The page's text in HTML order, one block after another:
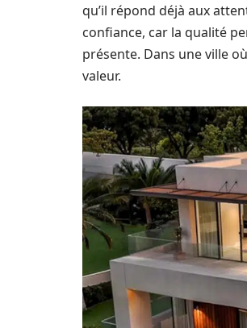
qu’il répond déjà aux
confiance, car la qualité
présente. Dans une ville
valeur.